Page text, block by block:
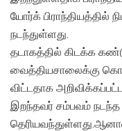
யோர்க் பிராந்தியத்தில்
நடந்துள்ளது.
தடாகத்தில் கிடக்க
வைத்தியசாலைக்கு
விட்டதாக
இறந்தவர் சம்பவம் நடந்த